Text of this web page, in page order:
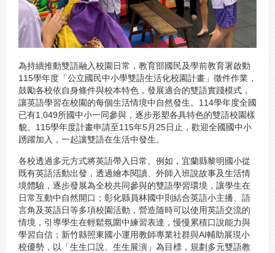
為持續推動雙語融入校園日常，教育部國民及學前教育署啟動
115學年度「公立國民中小學雙語生活化校園計畫」徵件作業，
鼓勵各校依自身條件與校本特色，發展適合的雙語實踐模式，
讓英語學習在校園的每個生活情境中自然發生。114學年度全國
已有1,049所國中小一同參與，逐步形塑各具特色的雙語校園樣
貌。115學年度計畫申請至115年5月25日止，歡迎全國國中小
踴躍加入，一起讓雙語在生活中發生。
各校透過多元方式將英語帶入日常。例如，宜蘭縣黎明國小從
既有英語活動出發，透過繪本閱讀、外師入班說故事及生活情
境體驗，逐步發展為全校共同參與的雙語學習環境，讓學生在
日常互動中自然開口；彰化縣員林國中則結合英語小主播、語
言角及英語日等多項校園活動，營造隨時可以使用英語交流的
情境，引導學生在輕鬆氛圍中練習表達，慢慢累積口說能力與
學習自信；新竹縣照東國小運用教師專業社群與AI輔助展現小
校優勢，以「生生口說、生生展演」為目標，規劃多元雙語教